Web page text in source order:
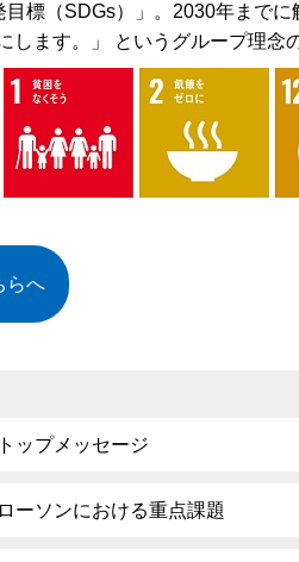
標（SDGs）」。2030年まで
します。」 というグループ理
らへ
トップメッセージ
ローソンにおける重点課題